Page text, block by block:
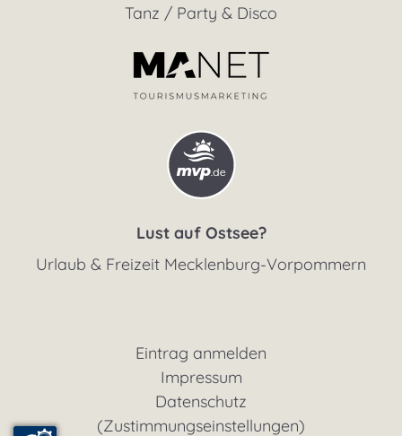
Tanz / Party & Disco
Lust auf Ostsee?
Urlaub & Freizeit Mecklenburg-Vorpommern
Eintrag anmelden
Impressum
Datenschutz
(Zustimmungseinstellungen)